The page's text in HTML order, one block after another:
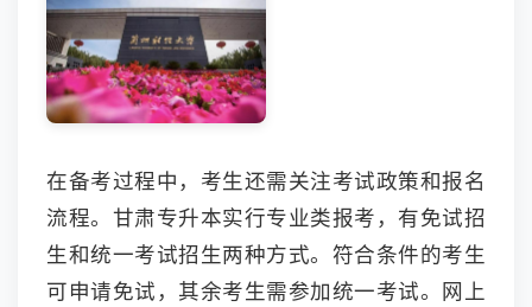
在备考过程中，考生还需关注考试政策和报名
流程。甘肃专升本实行专业类报考，有免试招
生和统一考试招生两种方式。符合条件的考生
可申请免试，其余考生需参加统一考试。网上